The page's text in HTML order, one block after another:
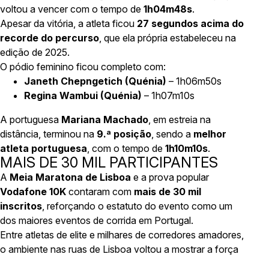
voltou a vencer com o tempo de 1h04m48s.
Apesar da vitória, a atleta ficou 27 segundos acima do
recorde do percurso, que ela própria estabeleceu na
edição de 2025.
O pódio feminino ficou completo com:
Janeth Chepngetich (Quénia) – 1h06m50s
Regina Wambui (Quénia) – 1h07m10s
A portuguesa Mariana Machado, em estreia na
distância, terminou na 9.ª posição, sendo a melhor
atleta portuguesa, com o tempo de 1h10m10s.
MAIS DE 30 MIL PARTICIPANTES
A Meia Maratona de Lisboa e a prova popular
Vodafone 10K contaram com mais de 30 mil
inscritos, reforçando o estatuto do evento como um
dos maiores eventos de corrida em Portugal.
Entre atletas de elite e milhares de corredores amadores,
o ambiente nas ruas de Lisboa voltou a mostrar a força